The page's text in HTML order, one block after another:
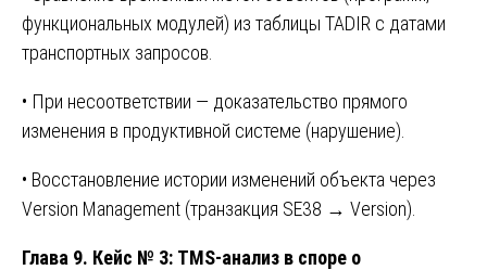
функциональных модулей) из таблицы TADIR с датами
транспортных запросов.
• При несоответствии — доказательство прямого
изменения в продуктивной системе (нарушение).
• Восстановление истории изменений объекта через
Version Management (транзакция SE38 → Version).
Глава 9. Кейс № 3: TMS-анализ в споре о